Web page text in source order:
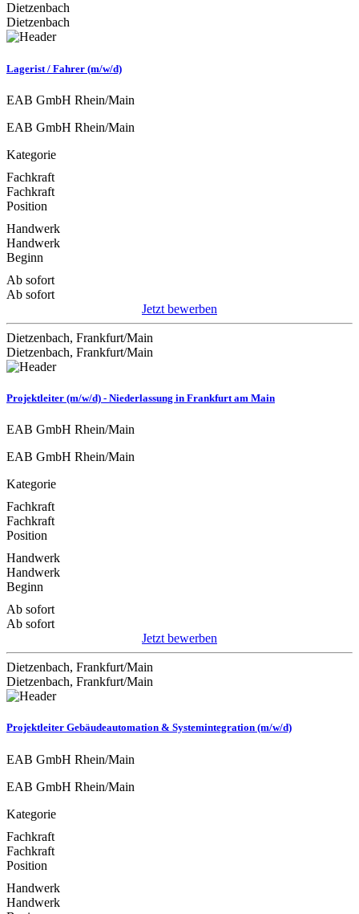
Dietzenbach
Dietzenbach
Lagerist / Fahrer (m/w/d)
EAB GmbH Rhein/Main
EAB GmbH Rhein/Main
Kategorie
Fachkraft
Fachkraft
Position
Handwerk
Handwerk
Beginn
Ab sofort
Ab sofort
Jetzt bewerben
Dietzenbach, Frankfurt/Main
Dietzenbach, Frankfurt/Main
Projektleiter (m/w/d) - Niederlassung in Frankfurt am Main
EAB GmbH Rhein/Main
EAB GmbH Rhein/Main
Kategorie
Fachkraft
Fachkraft
Position
Handwerk
Handwerk
Beginn
Ab sofort
Ab sofort
Jetzt bewerben
Dietzenbach, Frankfurt/Main
Dietzenbach, Frankfurt/Main
Projektleiter Gebäudeautomation & Systemintegration (m/w/d)
EAB GmbH Rhein/Main
EAB GmbH Rhein/Main
Kategorie
Fachkraft
Fachkraft
Position
Handwerk
Handwerk